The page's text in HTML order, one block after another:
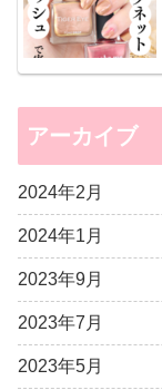
アーカイブ
2024年2月
2024年1月
2023年9月
2023年7月
2023年5月